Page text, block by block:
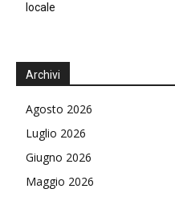
locale
Archivi
Agosto 2026
Luglio 2026
Giugno 2026
Maggio 2026